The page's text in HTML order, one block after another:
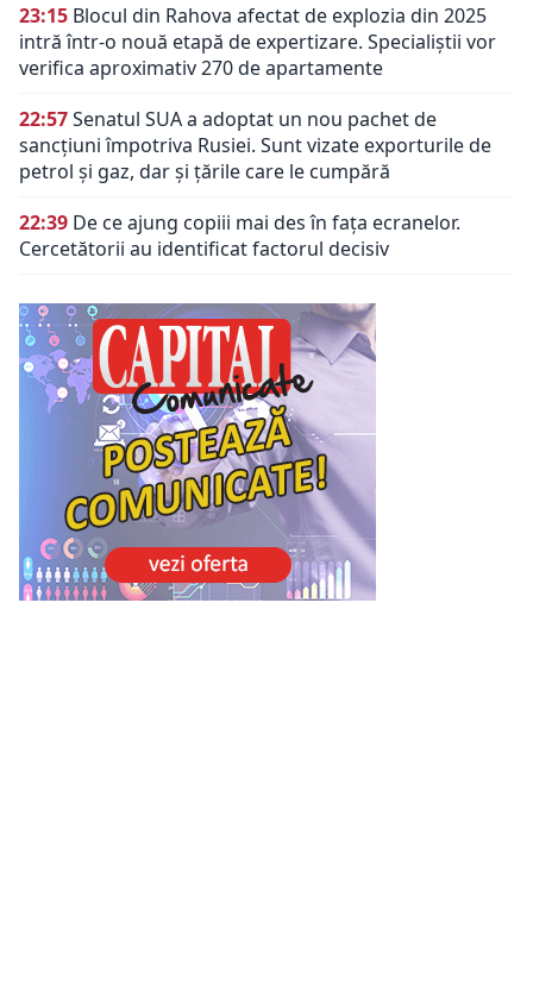
23:15 Blocul din Rahova afectat de explozia din 2025
intră într-o nouă etapă de expertizare. Specialiștii vor
verifica aproximativ 270 de apartamente
22:57Senatul SUA a adoptat un nou pachet de
sancțiuni împotriva Rusiei. Sunt vizate exporturile de
petrol și gaz, dar și țările care le cumpără
22:39 De ce ajung copiii mai des în fața ecranelor.
Cercetătorii au identificat factorul decisiv